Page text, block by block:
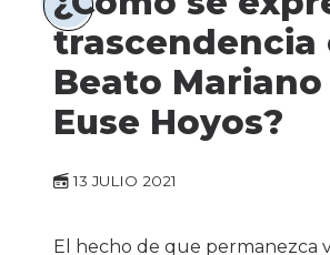
trascendencia
Beato Mariano
Euse Hoyos?
13 JULIO 2021
El hecho de que permanezca